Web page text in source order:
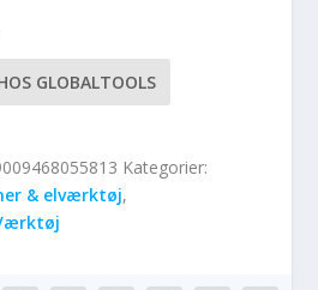
GLOBALTOOLS
Kategorier:
& elværktøj,